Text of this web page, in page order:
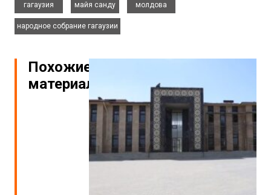
гагаузия
майя санду
молдова
народное собрание гагаузии
Похожие
материалы